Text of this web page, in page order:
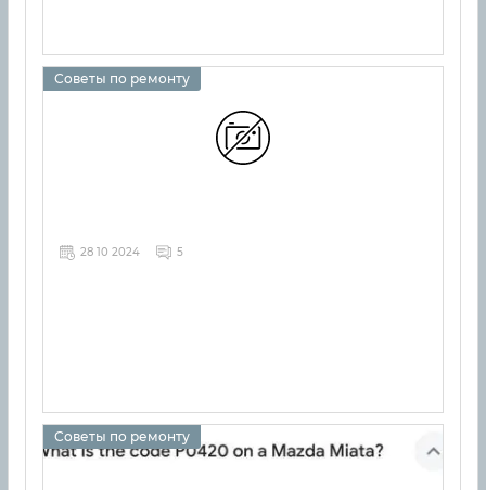
Советы по ремонту
28 10 2024 5
Советы по ремонту